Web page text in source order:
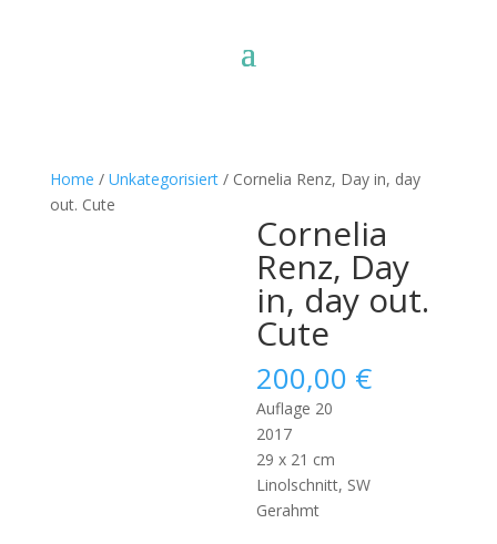
Home / Unkategorisiert/ Cornelia Renz, Day in, day
out. Cute
Cornelia
Renz, Day
in, day out.
Cute
200,00 €
Auflage 20
2017
29 x 21 cm
Linolschnitt, SW
Gerahmt